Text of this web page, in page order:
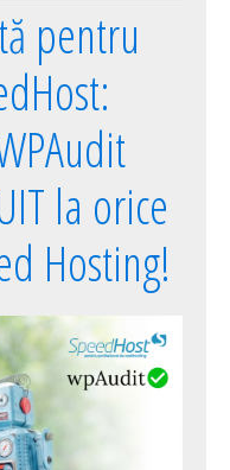
pentru
la orice
Hosting!